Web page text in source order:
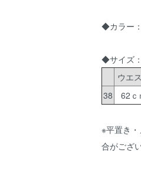
◆カラー
◆サイズ
ウエ
38
62ｃ
※平置き
合がござ